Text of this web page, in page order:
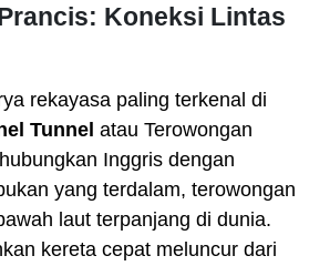
Koneksi Lintas
rekayasa paling terkenal di
Tunnel atau Terowongan
Inggris dengan
yang terdalam, terowongan
laut terpanjang di dunia.
kereta cepat meluncur dari